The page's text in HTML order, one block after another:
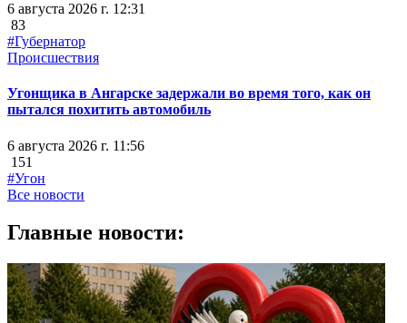
6 августа 2026 г. 12:31
83
#Губернатор
Происшествия
Угонщика в Ангарске задержали во время того, как он
пытался похитить автомобиль
6 августа 2026 г. 11:56
151
#Угон
Все новости
Главные новости: